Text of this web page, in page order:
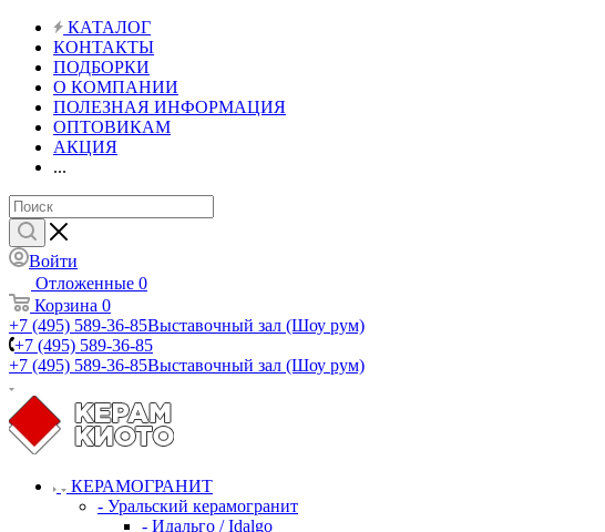
КАТАЛОГ
КОНТАКТЫ
ПОДБОРКИ
О КОМПАНИИ
ПОЛЕЗНАЯ ИНФОРМАЦИЯ
ОПТОВИКАМ
АКЦИЯ
...
Войти
Отложенные 0
Корзина 0
+7 (495) 589-36-85Выставочный зал (Шоу рум)
+7 (495) 589-36-85
+7 (495) 589-36-85Выставочный зал (Шоу рум)
КЕРАМОГРАНИТ
- Уральский керамогранит
- Идальго / Idalgo